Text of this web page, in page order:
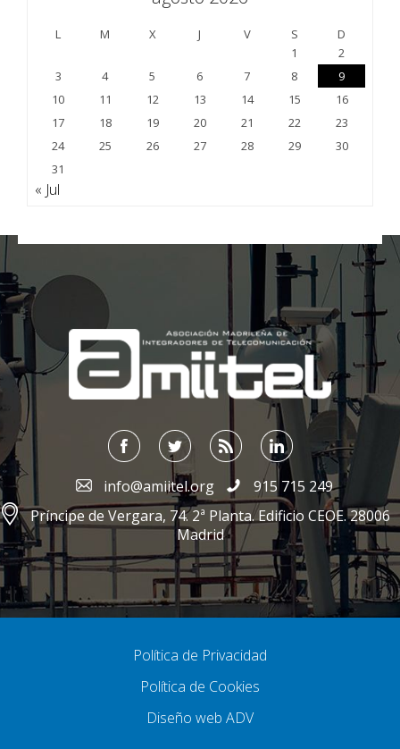
L M X J V S
D
1
2
3
4 5 6 7 8
9
10
11 12 13 14 15
16
17
18 19 20 21 22
23
24
25 26 27 28 29
30
31
« Jul
;
info@amiitel.org
915 715 249
Príncipe de Vergara, 74. 2ª Planta. Edificio CEOE. 28006
Madrid
Política de Privacidad
Política de Cookies
Diseño web ADV